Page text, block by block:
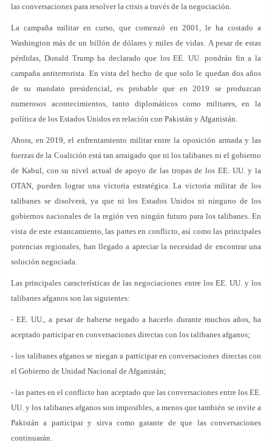
las conversaciones para resolver la crisis a través de la negociación.
La campaña militar en curso, que comenzó en 2001, le ha costado a
Washington más de un billón de dólares y miles de vidas. A pesar de estas
pérdidas, Donald Trump ha declarado que los EE. UU. pondrán fin a la
campaña antiterrorista. En vista del hecho de que solo le quedan dos años
de su mandato presidencial, es probable que en 2019 se produzcan
numerosos acontecimientos, tanto diplomáticos como militares, en la
política de los Estados Unidos en relación con Pakistán y Afganistán.
Ahora, en 2019, el enfrentamiento militar entre la oposición armada y las
fuerzas de la Coalición está tan arraigado que ni los talibanes ni el gobierno
de Kabul, con su nivel actual de apoyo de las tropas de los EE. UU. y la
OTAN, pueden lograr una victoria estratégica. La victoria militar de los
talibanes se disolverá, ya que ni los Estados Unidos ni ninguno de los
gobiernos nacionales de la región ven ningún futuro para los talibanes. En
vista de este estancamiento, las partes en conflicto, así como las principales
potencias regionales, han llegado a apreciar la necesidad de encontrar una
solución negociada.
Las principales características de las negociaciones entre los EE. UU. y los
talibanes afganos son las siguientes:
- EE. UU., a pesar de haberse negado a hacerlo durante muchos años, ha
aceptado participar en conversaciones directas con los talibanes afganos;
- los talibanes afganos se niegan a participar en conversaciones directas con
el Gobierno de Unidad Nacional de Afganistán;
- las partes en el conflicto han aceptado que las conversaciones entre los EE.
UU. y los talibanes afganos son imposibles, a menos que también se invite a
Pakistán a participar y sirva como garante de que las conversaciones
continuarán.